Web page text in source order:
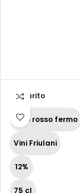
Esaurito
Vino rosso fermo
Vini Friulani
12%
75 cl